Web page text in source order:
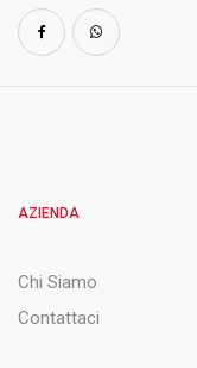
AZIENDA
Chi Siamo
Contattaci